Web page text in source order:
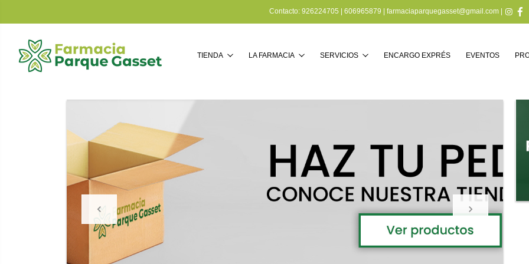
Contacto: 926224705 606965879 farmaciaparquegasset@gmail.com|
TIENDA LA FARMACIA SERVICIOS ENCARGO EXPRÉS EVENTOS
Buscar